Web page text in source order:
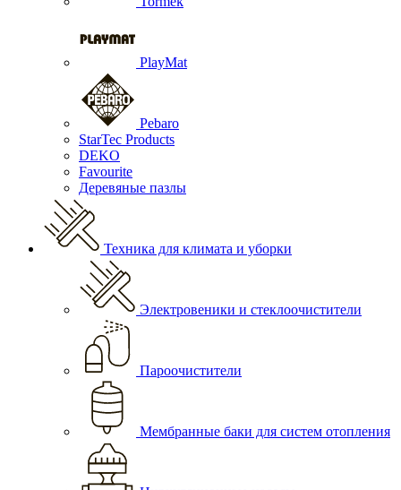
PlayMat
Pebaro
StarTec Products
DEKO
Favourite
Деревяные пазлы
Техника для климата и уборки
Электровеники и стеклоочистители
Пароочистители
Мембранные баки для систем отопления